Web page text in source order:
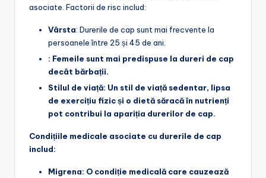
asociate. Factorii de risc includ:
Vârsta: Durerile de cap sunt mai frecvente la
persoanele între 25 și 45 de ani.
: Femeile sunt mai predispuse la dureri de cap
decât bărbații.
Stilul de viață: Un stil de viață sedentar, lipsa
de exercițiu fizic și o dietă săracă în nutrienți
pot contribui la apariția durerilor de cap.
Condițiile medicale asociate cu durerile de cap
includ:
Migrena: O condiție medicală care cauzează